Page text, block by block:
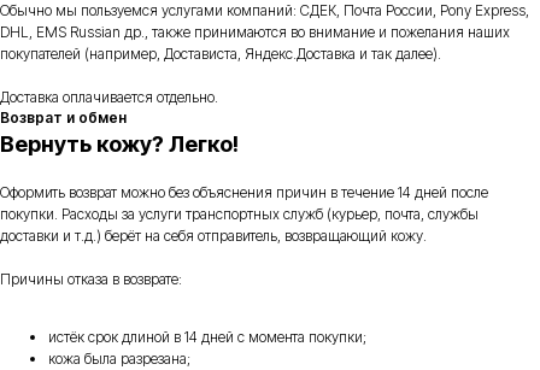
Обычно мы пользуемся услугами компаний: СДЕК, Почта России, Pony Express,
DHL, EMS Russian др., также принимаются во внимание и пожелания наших
покупателей (например, Достависта, Яндекс.Доставка и так далее).
Доставка оплачивается отдельно.
Возврат и обмен
Вернуть кожу? Легко!
Оформить возврат можно без объяснения причин в течение 14 дней после
покупки. Расходы за услуги транспортных служб (курьер, почта, службы
доставки и т.д.) берёт на себя отправитель, возвращающий кожу.
Причины отказа в возврате:
истёк срок длиной в 14 дней с момента покупки;
кожа была разрезана;